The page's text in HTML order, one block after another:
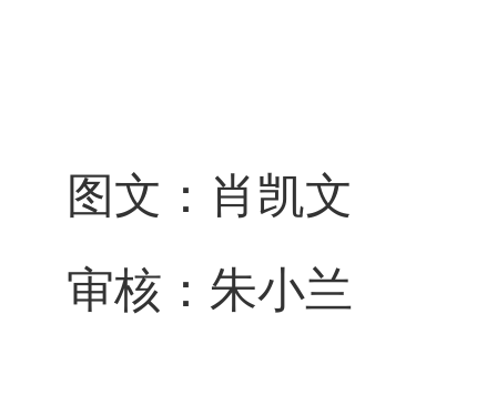
图文：肖凯文
审核：朱小兰